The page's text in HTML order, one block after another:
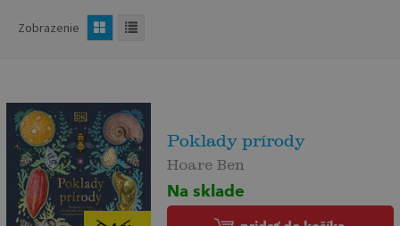
Zobrazenie
Poklady prírody
Hoare Ben
Na sklade